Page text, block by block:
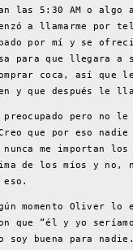
las 5:30 AM o algo
a llamarme por
por mí y se
para que llegara a
coca, así que
y que después le
preocupado pero no le
que por eso nadie
nunca me importan
de los míos y no,
momento Oliver lo
que “él y yo
soy buena para nadie.